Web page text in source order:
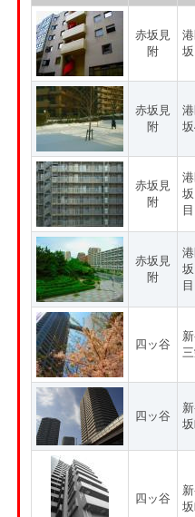
赤坂見
附
赤坂見
附
赤坂見
附
目
赤坂見
附
目
四ッ谷
四ッ谷
四ッ谷